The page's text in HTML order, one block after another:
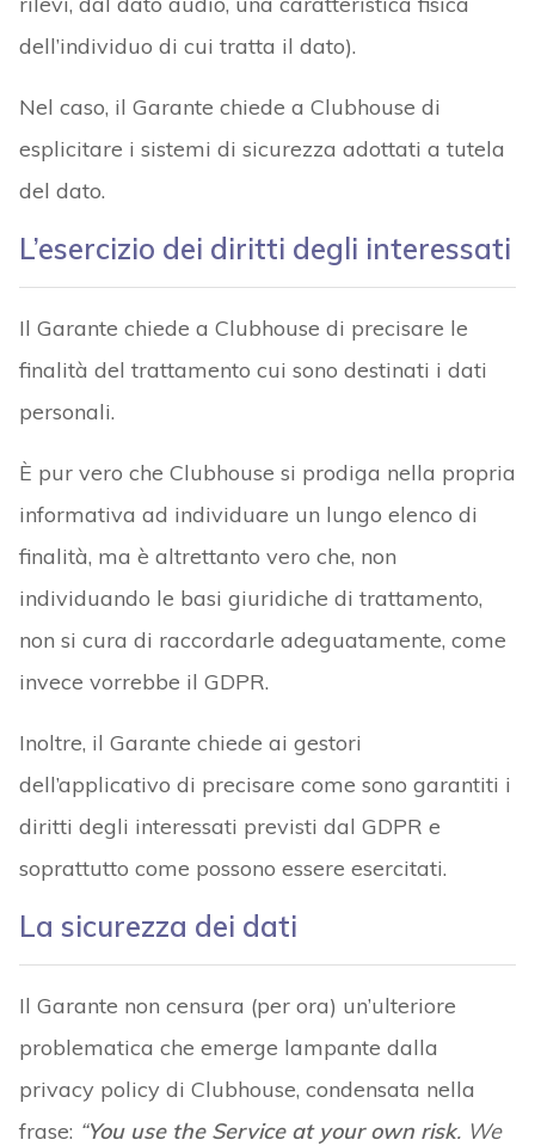
dell’individuo di cui tratta il dato).
Nel caso, il Garante chiede a Clubhouse di
esplicitare i sistemi di sicurezza adottati a tutela
del dato.
L’esercizio dei diritti degli interessati
Il Garante chiede a Clubhouse di precisare le
finalità del trattamento cui sono destinati i dati
personali.
È pur vero che Clubhouse si prodiga nella propria
informativa ad individuare un lungo elenco di
finalità, ma è altrettanto vero che, non
individuando le basi giuridiche di trattamento,
non si cura di raccordarle adeguatamente, come
invece vorrebbe il GDPR.
Inoltre, il Garante chiede ai gestori
dell’applicativo di precisare come sono garantiti i
diritti degli interessati previsti dal GDPR e
soprattutto come possono essere esercitati.
La sicurezza dei dati
Il Garante non censura (per ora) un’ulteriore
problematica che emerge lampante dalla
privacy policy di Clubhouse, condensata nella
frase: “You use the Service at your own risk. We